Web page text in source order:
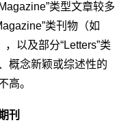
类型文章较多
类刊物（如
以及部分“Letters”类
概念新颖或综述性的
高。
刊